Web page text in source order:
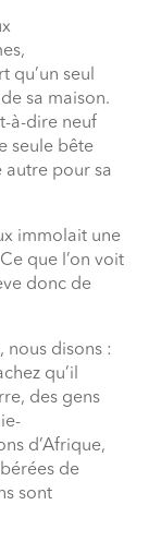
qu’un seul
sa maison.
à-dire neuf
seule bête
autre pour sa
immolait une
que l’on voit
donc de
nous disons :
qu’il
des gens
d’Afrique,
de
sont